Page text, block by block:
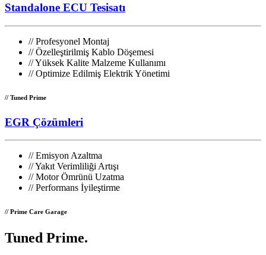
Standalone ECU Tesisatı
//Profesyonel Montaj
//Özelleştirilmiş Kablo Döşemesi
//Yüksek Kalite Malzeme Kullanımı
//Optimize Edilmiş Elektrik Yönetimi
// Tuned Prime
EGR Çözümleri
//Emisyon Azaltma
//Yakıt Verimliliği Artışı
//Motor Ömrünü Uzatma
//Performans İyileştirme
// Prime Care Garage
Tuned Prime.